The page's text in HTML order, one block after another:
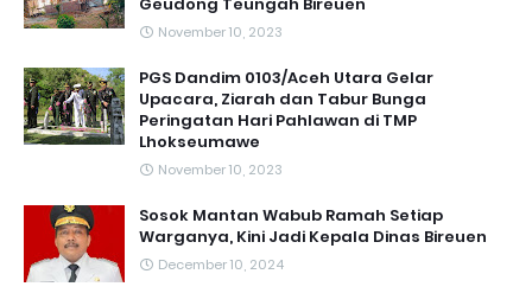
November 10, 2023
PGS Dandim 0103/Aceh Utara Gelar
Upacara, Ziarah dan Tabur Bunga
Peringatan Hari Pahlawan di TMP
Lhokseumawe
November 10, 2023
Sosok Mantan Wabub Ramah Setiap
Warganya, Kini Jadi Kepala Dinas Bireuen
December 10, 2024